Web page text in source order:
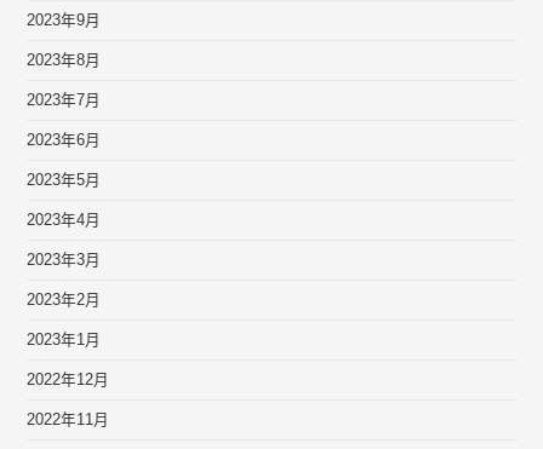
2023年9月
2023年8月
2023年7月
2023年6月
2023年5月
2023年4月
2023年3月
2023年2月
2023年1月
2022年12月
2022年11月